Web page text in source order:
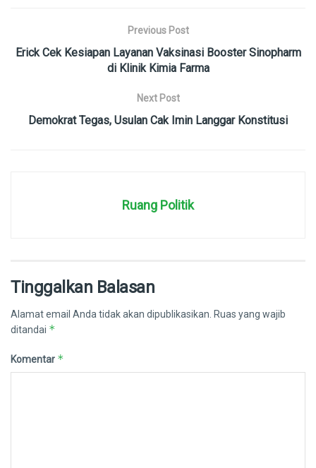
Previous Post
Erick Cek Kesiapan Layanan Vaksinasi Booster Sinopharm
di Klinik Kimia Farma
Next Post
Demokrat Tegas, Usulan Cak Imin Langgar Konstitusi
Ruang Politik
Tinggalkan Balasan
Alamat email Anda tidak akan dipublikasikan. Ruas yang wajib
ditandai *
Komentar *